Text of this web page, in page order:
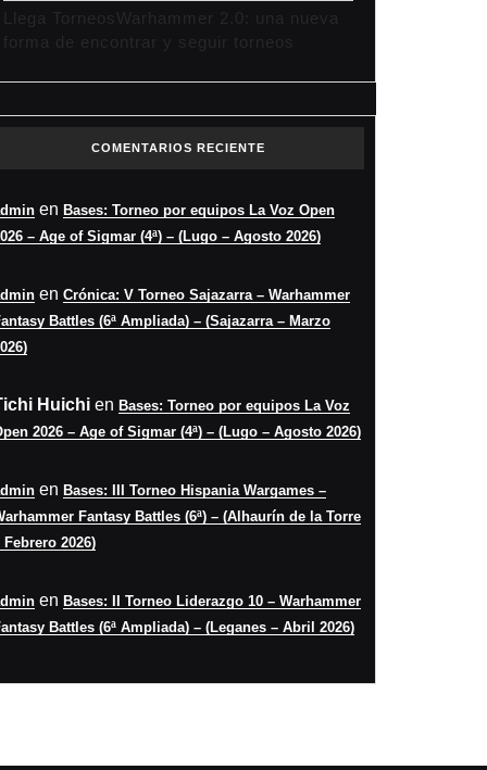
Llega TorneosWarhammer 2.0: una nueva
forma de encontrar y seguir torneos
COMENTARIOS RECIENTE
en Bases: Torneo por equipos La Voz Open
– Age of Sigmar (4ª) – (Lugo – Agosto 2026)
en Crónica: V Torneo Sajazarra – Warhammer
Battles (6ª Ampliada) – (Sajazarra – Marzo
Huichi en Bases: Torneo por equipos La Voz
2026 – Age of Sigmar (4ª) – (Lugo – Agosto 2026)
en Bases: III Torneo Hispania Wargames –
Fantasy Battles (6ª) – (Alhaurín de la Torre
Febrero 2026)
en Bases: II Torneo Liderazgo 10 – Warhammer
Battles (6ª Ampliada) – (Leganes – Abril 2026)